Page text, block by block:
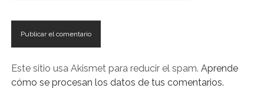
Este sitio usa Akismet para reducir el spam. Aprende
cómo se procesan los datos de tus comentarios.